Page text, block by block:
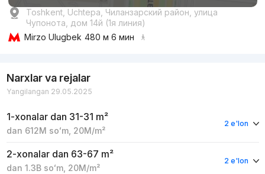
Toshkent, Uchtepa, Чиланзарский район, улица
Чупонота, дом 14й (1я линия)
Mirzo Ulugbek 480 м 6 мин
Narxlar va rejalar
Yangilangan 29.05.2025
1-xonalar dan 31-31 m²
dan 612M soʻm, 20M/m²
2 e'lon
2-xonalar dan 63-67 m²
dan 1.3B soʻm, 20M/m²
2 e'lon